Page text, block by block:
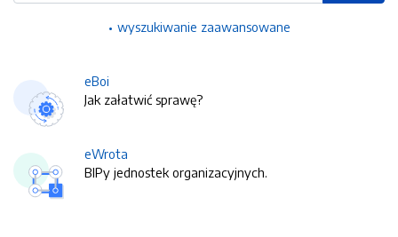
wyszukiwanie zaawansowane
eBoi
Jak załatwić sprawę?
eWrota
BIPy jednostek organizacyjnych.